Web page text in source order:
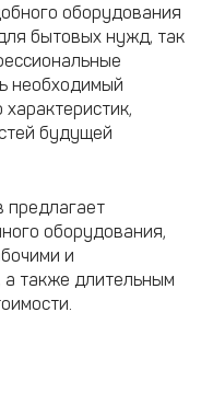
оборудования
бытовых нужд, так
необходимый
будущей
предлагает
оборудования,
и
а также длительным